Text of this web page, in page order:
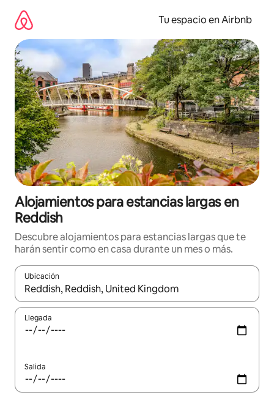
contenido
Tu espacio en Airbnb
Alojamientos para estancias largas en
Reddish
Descubre alojamientos para estancias largas que te
harán sentir como en casa durante un mes o más.
Ubicación
Cuando los resultados estén disponibles, podrás navegar
Llegada
Salida